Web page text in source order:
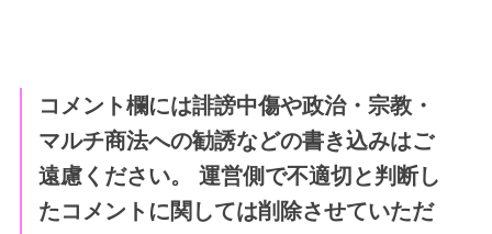
コメント欄には誹謗中傷や政治・宗教・
マルチ商法への勧誘などの書き込みはご
遠慮ください。 運営側で不適切と判断し
たコメントに関しては削除させていただ